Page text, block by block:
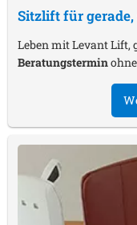
Sitzlift für gerade,
Leben mit Levant Lift,
Beratungstermin